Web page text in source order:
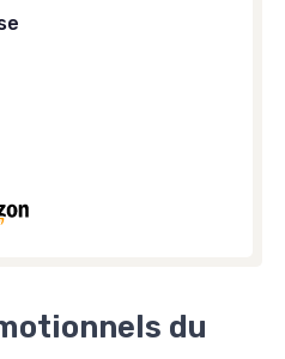
du